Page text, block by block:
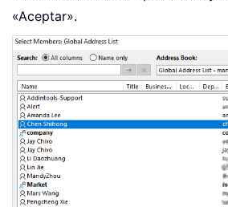
«Aceptar».